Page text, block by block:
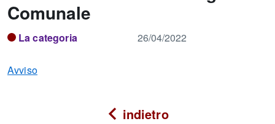
Comunale
La categoria 26/04/2022
Avviso
indietro